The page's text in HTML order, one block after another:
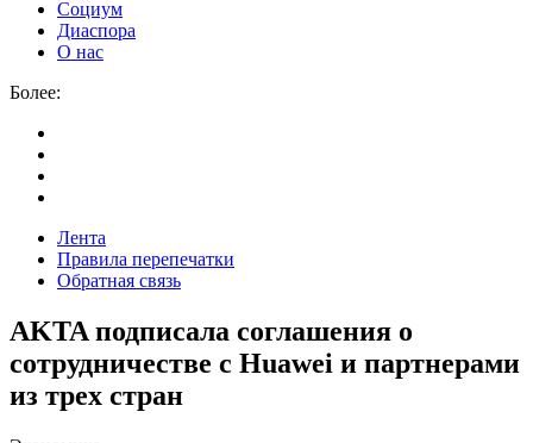
Социум
Диаспора
О нас
Более:
Лента
Правила перепечатки
Обратная связь
AKTA подписала соглашения о
сотрудничестве с Huawei и партнерами
из трех стран